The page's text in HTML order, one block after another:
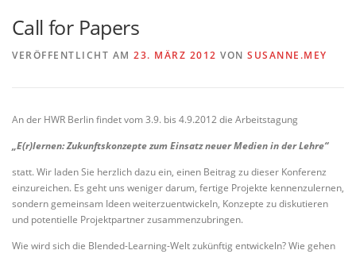
Call for Papers
VERÖFFENTLICHT AM 23. MÄRZ 2012 VON SUSANNE.MEY
An der HWR Berlin findet vom 3.9. bis 4.9.2012 die Arbeitstagung
„E(r)lernen: Zukunftskonzepte zum EinsatzneuerMedienin der Lehre“
statt. Wir laden Sie herzlich dazu ein, einen Beitrag zu dieser Konferenz
einzureichen. Es geht uns weniger darum, fertige Projekte kennenzulernen,
sondern gemeinsam Ideen weiterzuentwickeln, Konzepte zu diskutieren
und potentielle Projektpartner zusammenzubringen.
Wie wird sich die Blended-Learning-Welt zukünftig entwickeln? Wie gehen